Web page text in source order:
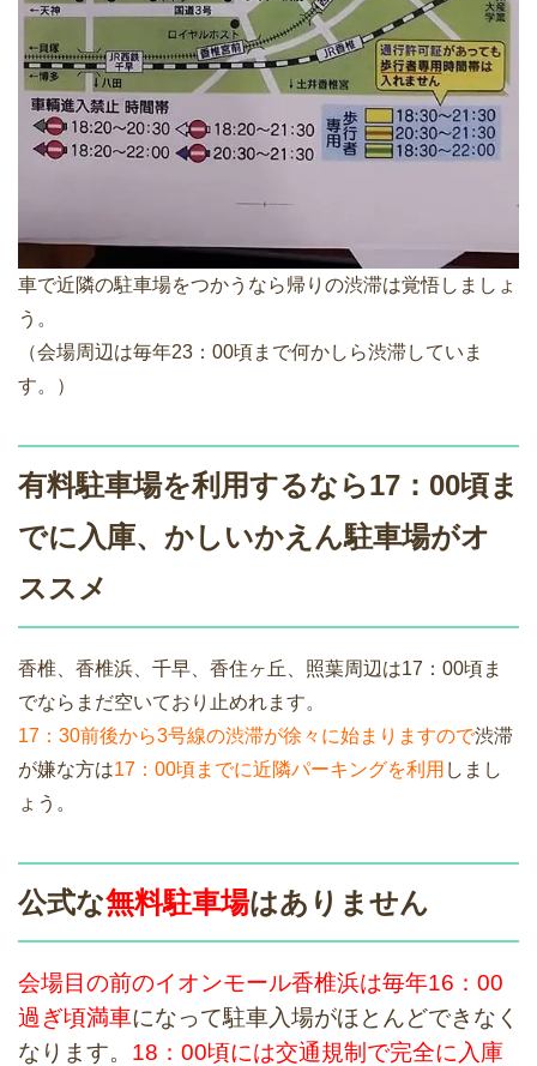
車で近隣の駐車場をつかうなら帰りの渋滞は覚悟しましょ
う。
（会場周辺は毎年23：00頃まで何かしら渋滞していま
す。）
有料駐車場を利用するなら17：00頃ま
でに入庫、かしいかえん駐車場がオ
ススメ
香椎、香椎浜、千早、香住ヶ丘、照葉周辺は17：00頃ま
でならまだ空いており止めれます。
17：30前後から3号線の渋滞が徐々に始まりますので渋滞
が嫌な方は17：00頃までに近隣パーキングを利用 しまし
ょう。
公式な無料駐車場はありません
会場目の前のイオンモール香椎浜は毎年16：00
過ぎ頃満車になって駐車入場がほとんどできなく
なります。 18：00頃には交通規制で完全に入庫